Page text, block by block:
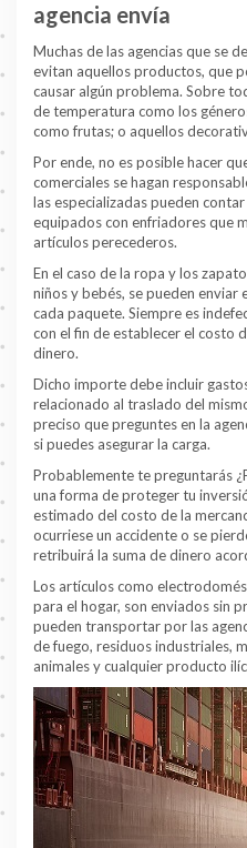
agencia envía
Muchas de las agencias que se
evitan aquellos productos, que
causar algún problema. Sobre
de temperatura como los
como frutas; o aquellos
Por ende, no es posible hacer
comerciales se hagan
las especializadas pueden
equipados con enfriadores que
artículos perecederos.
En el caso de la ropa y los
niños y bebés, se pueden enviar
cada paquete. Siempre es
con el fin de establecer el costo
dinero.
Dicho importe debe incluir
relacionado al traslado del
preciso que preguntes en la
si puedes asegurar la carga.
Probablemente te preguntarás
una forma de proteger tu
estimado del costo de la
ocurriese un accidente o se
retribuirá la suma de dinero
Los artículos como
para el hogar, son enviados sin
pueden transportar por las
de fuego, residuos industriales,
animales y cualquier producto